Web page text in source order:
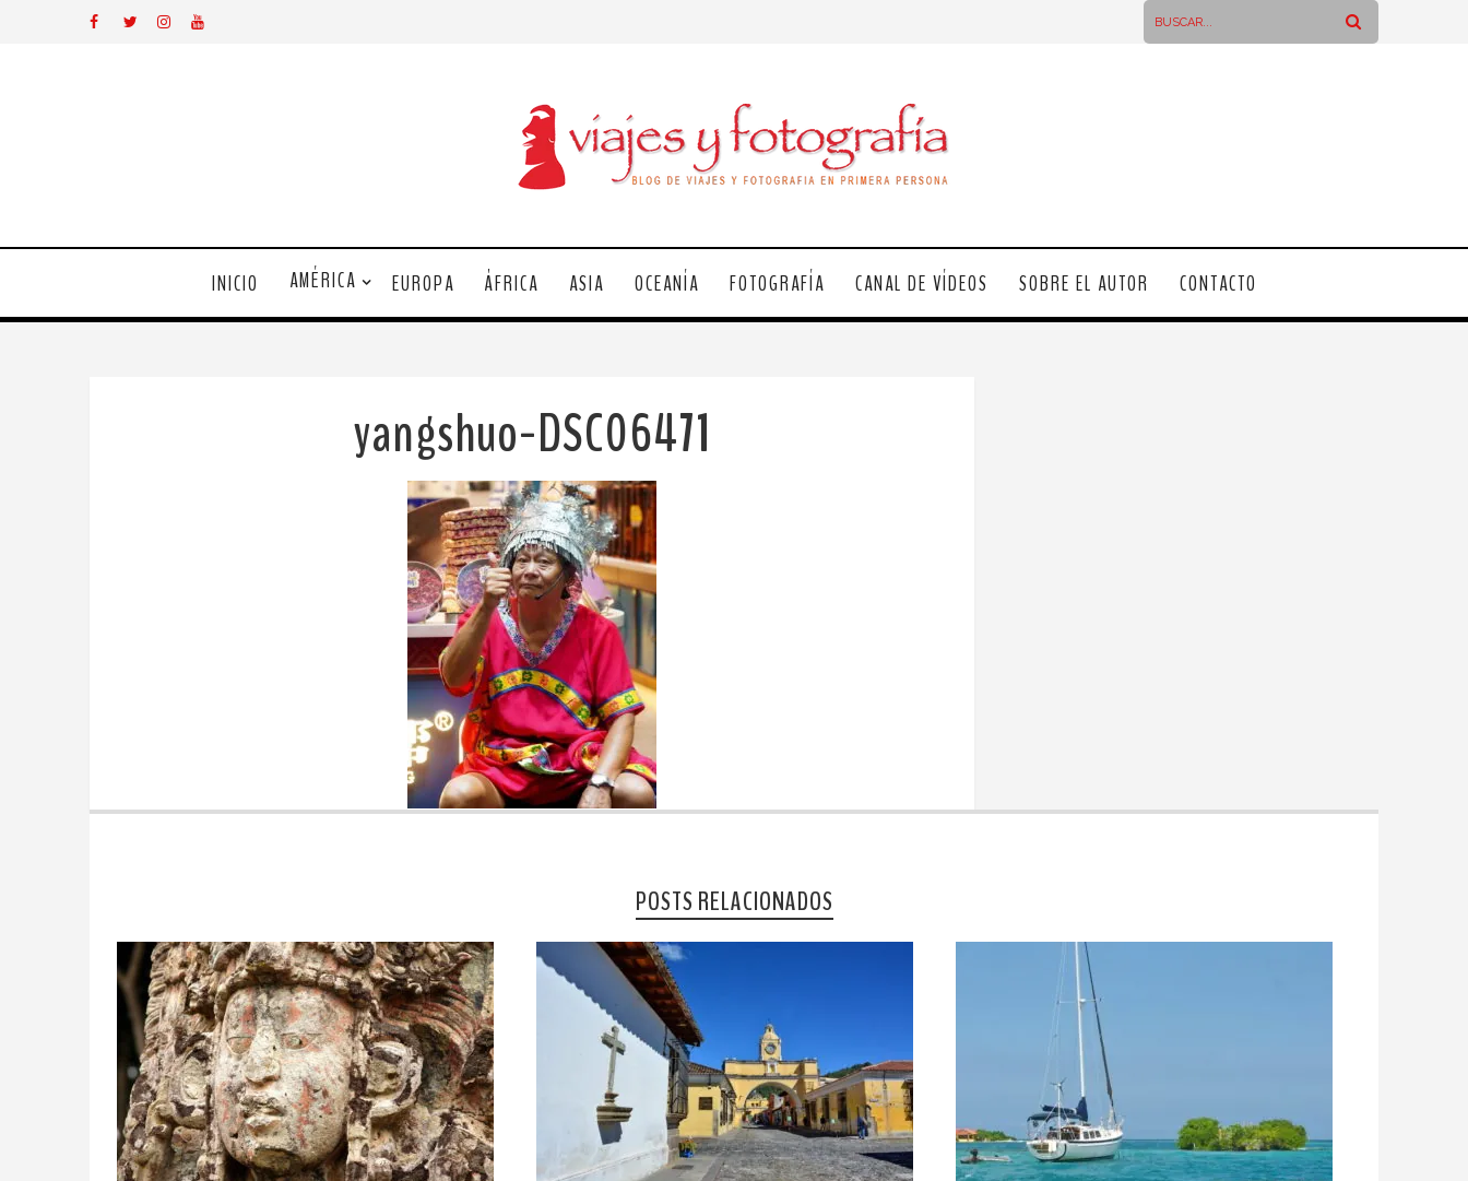
INICIO AMÉRICA EUROPA ÁFRICA ASIA OCEANÍA FOTOGRAFÍA CANAL DE VÍDEOS SOBRE EL AUTOR CONTACTO
yangshuo-DSC06471
POSTS RELACIONADOS